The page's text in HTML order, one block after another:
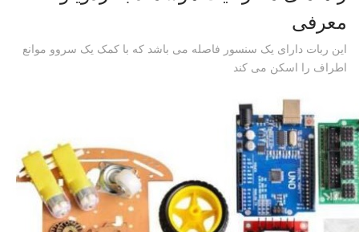
معرفی
‫این ربات دارای یک سنسور فاصله می باشد که با کمک یک سروو موانع
اطراف را اسکن می کند